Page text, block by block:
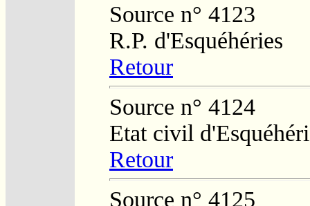
Source n° 4123
R.P. d'Esquéhéries
Retour
Source n° 4124
Etat civil
Retour
Source n° 4125